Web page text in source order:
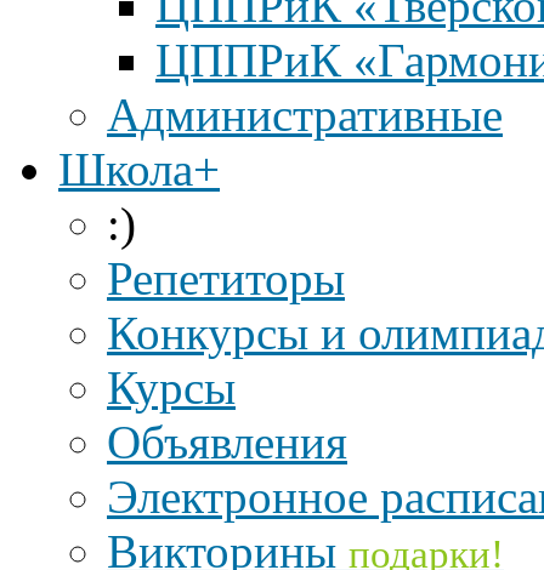
ЦППРиК
Административные
Школа+
:)
Репетиторы
Конкурсы и
Курсы
Объявления
Электронное
Викторины подарки!